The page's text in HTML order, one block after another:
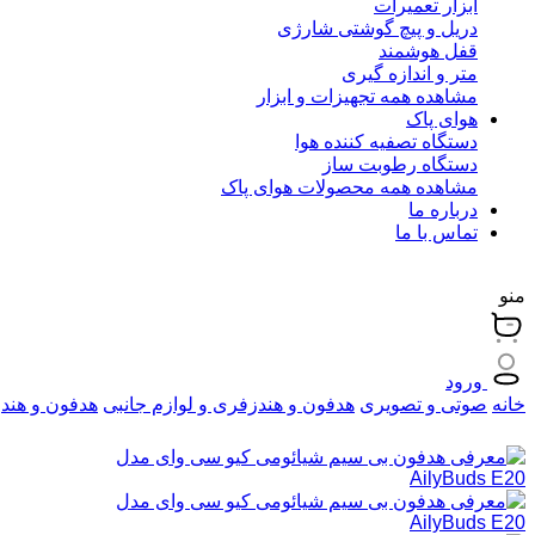
ابزار تعمیرات
دریل و پیچ گوشتی شارژی
قفل هوشمند
متر و اندازه گیری
مشاهده همه تجهیزات و ابزار
هوای پاک
دستگاه تصفیه کننده هوا
دستگاه رطوبت ساز
مشاهده همه محصولات هوای پاک
درباره ما
تماس با ما
منو
ورود
خانه صوتی و تصویری هدفون و هندزفری و لوازم جانبی هدفون و